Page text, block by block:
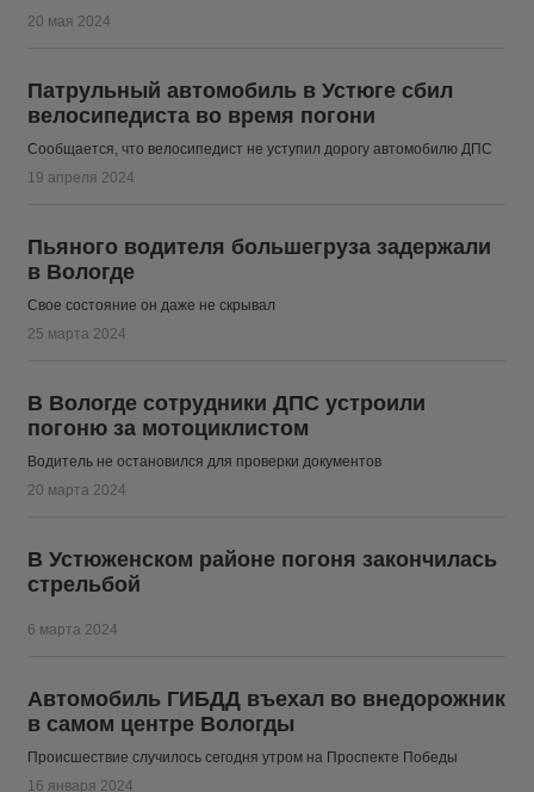
20 мая 2024
Патрульный автомобиль в Устюге сбил
велосипедиста во время погони
Сообщается, что велосипедист не уступил дорогу автомобилю ДПС
19 апреля 2024
Пьяного водителя большегруза задержали
в Вологде
Свое состояние он даже не скрывал
25 марта 2024
В Вологде сотрудники ДПС устроили
погоню за мотоциклистом
Водитель не остановился для проверки документов
20 марта 2024
В Устюженском районе погоня закончилась
стрельбой
6 марта 2024
Автомобиль ГИБДД въехал во внедорожник
в самом центре Вологды
Происшествие случилось сегодня утром на Проспекте Победы
16 января 2024